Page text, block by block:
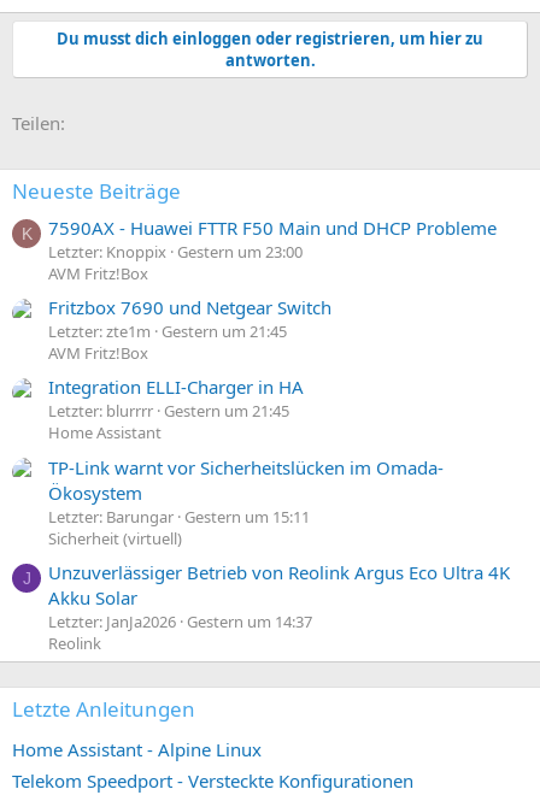
Du musst dich einloggen oder registrieren, um hier zu
antworten.
Teilen:
Neueste Beiträge
K 7590AX - Huawei FTTR F50 Main und DHCP Probleme
Letzter: Knoppix Gestern um 23:00
AVM Fritz!Box
Fritzbox 7690 und Netgear Switch
Letzter: zte1m
Gestern um 21:45
AVM Fritz!Box
Integration ELLI-Charger in HA
Letzter: blurrrr Gestern um 21:45
Home Assistant
TP-Link warnt vor Sicherheitslücken im Omada-
Ökosystem
Letzter: Barungar Gestern um 15:11
Sicherheit (virtuell)
J
Unzuverlässiger Betrieb von Reolink Argus Eco Ultra 4K
Akku Solar
Letzter: JanJa2026 Gestern um 14:37
Reolink
Letzte Anleitungen
Home Assistant - Alpine Linux
Telekom Speedport - Versteckte Konfigurationen